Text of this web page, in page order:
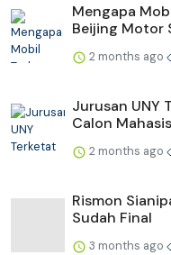
Mengapa
Beijing Motor
2 months ago
Jurusan UNY
Calon
2 months ago
Rismon
Sudah Final
3 months ago